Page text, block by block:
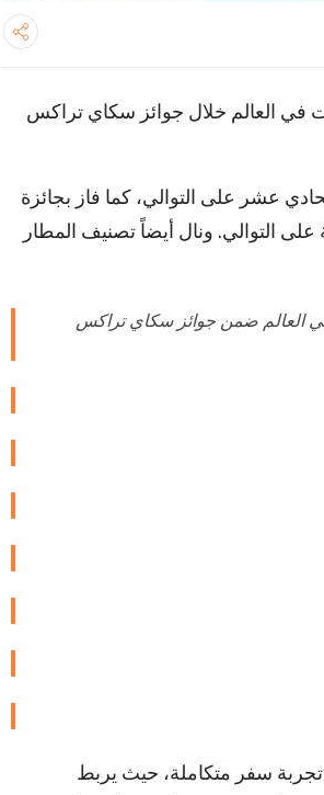
العالم خلال جوائز سكاي تراكس
عشر على التوالي، كما فاز بجائزة
التوالي. ونال أيضاً تصنيف المطار
العالم ضمن جوائز سكاي تراكس
سفر متكاملة، حيث يربط